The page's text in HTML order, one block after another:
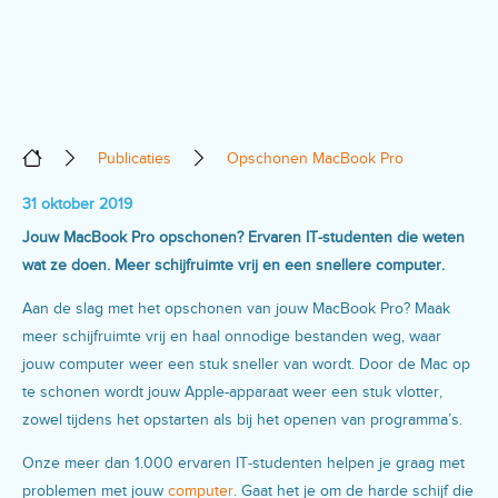
Publicaties Opschonen MacBook Pro
31 oktober 2019
Jouw MacBook Pro opschonen? Ervaren IT-studenten die weten
wat ze doen. Meer schijfruimte vrij en een snellere computer.
Aan de slag met het opschonen van jouw MacBook Pro? Maak
meer schijfruimte vrij en haal onnodige bestanden weg, waar
jouw computer weer een stuk sneller van wordt. Door de Mac op
te schonen wordt jouw Apple-apparaat weer een stuk vlotter,
zowel tijdens het opstarten als bij het openen van programma’s.
Onze meer dan 1.000 ervaren IT-studenten helpen je graag met
problemen met jouw computer . Gaat het je om de harde schijf die